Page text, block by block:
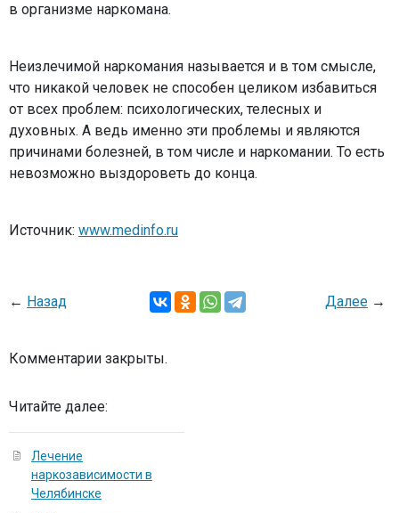
в организме наркомана.
Неизлечимой наркомания называется и в том смысле,
что никакой человек не способен целиком избавиться
от всех проблем: психологических, телесных и
духовных. А ведь именно эти проблемы и являются
причинами болезней, в том числе и наркомании. То есть
невозможно выздороветь до конца.
Источник: www.medinfo.ru
← Назад Далее →
Комментарии закрыты.
Читайте далее:
Лечение
наркозависимости в
Челябинске